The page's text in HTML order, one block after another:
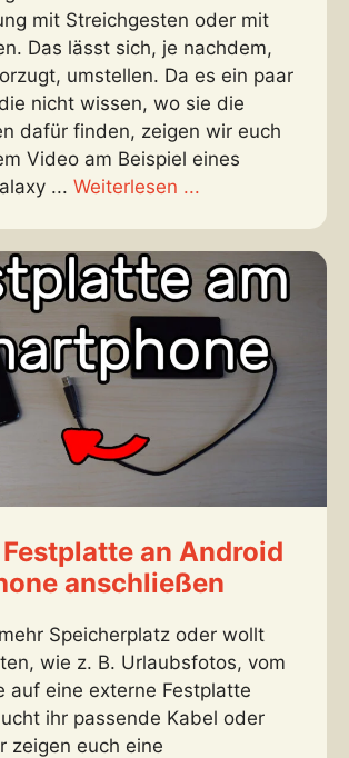
mit Streichgesten oder mit
Das lässt sich, je nachdem,
umstellen. Da es ein paar
nicht wissen, wo sie die
dafür finden, zeigen wir euch
Video am Beispiel eines
... Weiterlesen ...
an Android
anschließen
Speicherplatz oder wollt
wie z. B. Urlaubsfotos, vom
auf eine externe Festplatte
ihr passende Kabel oder
zeigen euch eine